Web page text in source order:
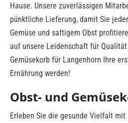
Hause. Unsere zuverlässigen
pünktliche Lieferung, damit Sie
Gemüse und saftigem Obst
auf unsere Leidenschaft für
Gemüsekorb für Langenhorn Ihre
Ernährung werden!
Obst- und
Erleben Sie die gesunde Vielfalt mit